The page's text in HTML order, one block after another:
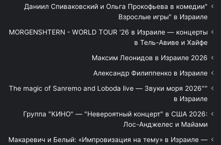
"Даниил Спиваковский и Ольга Прокофьева в комедии
Взрослые игры" в Израиле
MORGENSHTERN - WORLD TOUR '26 в Израиле — концерты
в Тель-Авиве и Хайфе
Максим Леонидов в Израиле 2026
Александр Филиппенко в Израиле
"The magic of Sanremo and Loboda live — Звуки моря 2026"
в Израиле
Группа "КИНО" — "Невероятный концерт" в США 2026:
Лос-Анджелес и Майами
Макаревич и Белый: «Импровизация на тему» в Израиле —